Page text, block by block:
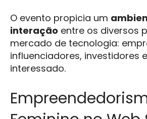
O evento propicia um
interação entre os diversos
mercado de tecnologia:
influenciadores, investidores
interessado.